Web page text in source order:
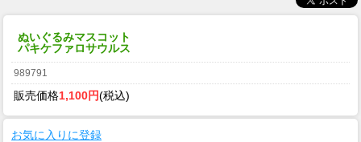
ぬいぐるみマスコット
パキケファロサウルス
989791
販売価格1,100円(税込)
お気に入りに登録